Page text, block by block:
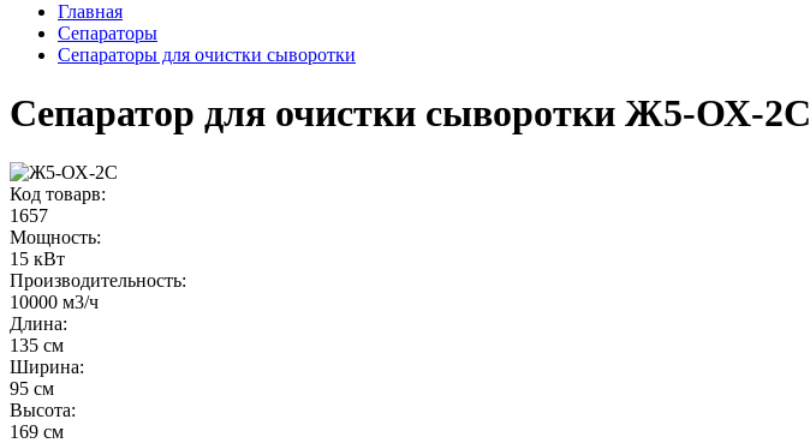
Главная
Сепараторы
Сепараторы для очистки сыворотки
Сепаратор для очистки сыворотки Ж5-ОХ-2С
Код товарв:
1657
Мощность:
15 кВт
Производительность:
10000 м3/ч
Длина:
135 см
Ширина:
95 см
Высота:
169 см